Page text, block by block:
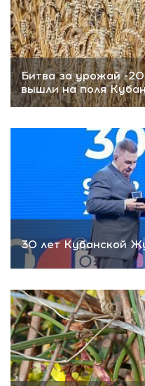
Битва за урожай -
вышли на поля
30 лет Кубанской